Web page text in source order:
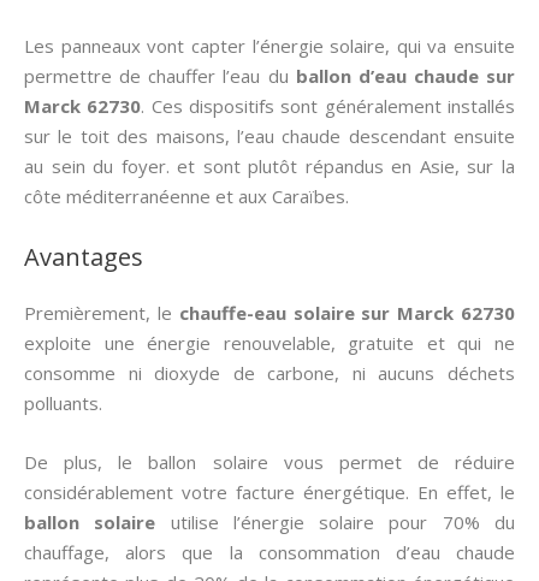
Les panneaux vont capter l’énergie solaire, qui va ensuite
permettre de chauffer l’eau du ballon d’eau chaude sur
Marck 62730. Ces dispositifs sont généralement installés
sur le toit des maisons, l’eau chaude descendant ensuite
au sein du foyer. et sont plutôt répandus en Asie, sur la
côte méditerranéenne et aux Caraïbes.
Avantages
Premièrement, le chauffe-eau solaire sur Marck 62730
exploite une énergie renouvelable, gratuite et qui ne
consomme ni dioxyde de carbone, ni aucuns déchets
polluants.
De plus, le ballon solaire vous permet de réduire
considérablement votre facture énergétique. En effet, le
ballon solaire utilise l’énergie solaire pour 70% du
chauffage, alors que la consommation d’eau chaude